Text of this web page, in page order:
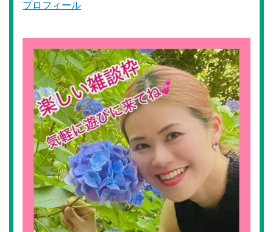
プロフィール